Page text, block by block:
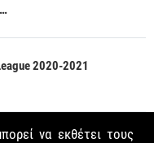
2020-2021
να εκθέτει τους